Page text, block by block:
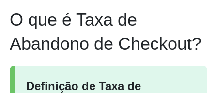
O que é Taxa de
Abandono de Checkout?
Definição de Taxa de